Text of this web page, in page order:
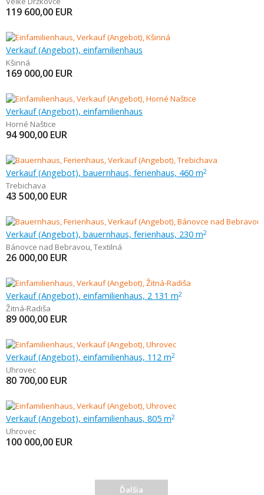
119 600,00 EUR
Verkauf (Angebot), einfamilienhaus
Kšinná
169 000,00 EUR
Verkauf (Angebot), einfamilienhaus
Horné Naštice
94 900,00 EUR
Verkauf (Angebot), bauernhaus, ferienhaus, 460 m2
Trebichava
43 500,00 EUR
Verkauf (Angebot), bauernhaus, ferienhaus, 230 m2
Bánovce nad Bebravou,Textilná
26 000,00 EUR
Verkauf (Angebot), einfamilienhaus, 2 131 m2
Žitná-Radiša
89 000,00 EUR
Verkauf (Angebot), einfamilienhaus, 112 m2
Uhrovec
80 700,00 EUR
Verkauf (Angebot), einfamilienhaus, 805 m2
Uhrovec
100 000,00 EUR
Ďalšia